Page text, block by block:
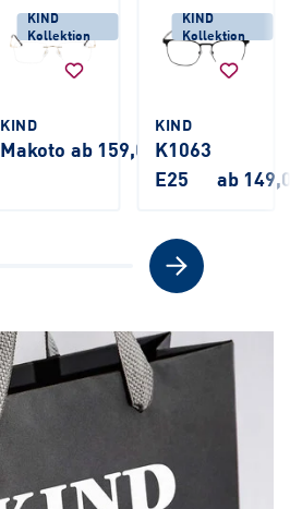
KIND
Kollektion
KIND
Makoto ab 159,00 €
KIND
Kollektion
KIND
K1063
E25
ab